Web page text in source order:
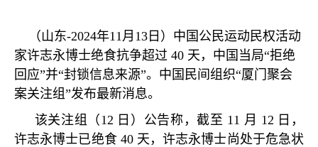
（山东-2024年11月 13 日）中国公民运动民权活动
家许志永博士绝食抗争超过 40 天，中国当局“拒绝
回应”并“封锁信息来源”。中国民间组织“厦门聚会
案关注组”发布最新消息。
该关注组（ 12 日）公告称，截至 11 月 12 日，
许志永博士已绝食40 天，许志永博士尚处于危急状